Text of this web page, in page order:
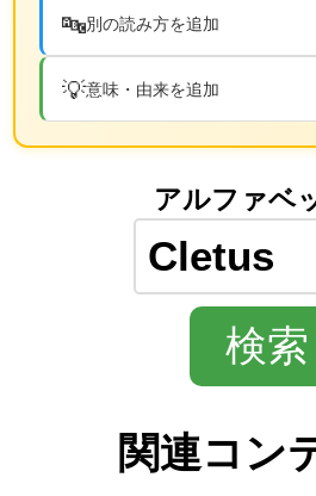
🔤別の読み方を追加
💡意味・由来を追加
アルファベ
関連コン